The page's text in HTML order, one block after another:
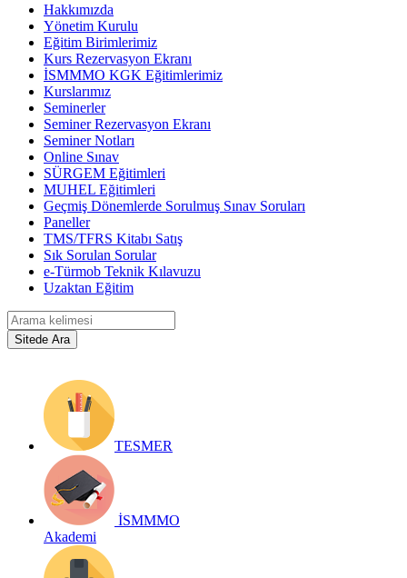
Hakkımızda
Yönetim Kurulu
Eğitim Birimlerimiz
Kurs Rezervasyon Ekranı
İSMMMO KGK Eğitimlerimiz
Kurslarımız
Seminerler
Seminer Rezervasyon Ekranı
Seminer Notları
Online Sınav
SÜRGEM Eğitimleri
MUHEL Eğitimleri
Geçmiş Dönemlerde Sorulmuş Sınav Soruları
Paneller
TMS/TFRS Kitabı Satış
Sık Sorulan Sorular
e-Türmob Teknik Kılavuzu
Uzaktan Eğitim
TESMER
İSMMMO
Akademi